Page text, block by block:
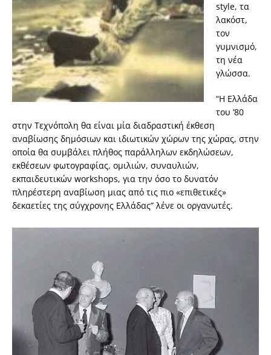
style, τα
λακόστ,
τον
γυμνισμό,
τη νέα
γλώσσα.
“Η Ελλάδα
του ’80
στην Τεχνόπολη θα είναι μία διαδραστική έκθεση
αναβίωσης δημόσιων και ιδιωτικών χώρων της χώρας, στην
οποία θα συμβάλει πλήθος παράλληλων εκδηλώσεων,
εκθέσεων φωτογραφίας, ομιλιών, συναυλιών,
εκπαιδευτικών workshops, για την όσο το δυνατόν
πληρέστερη αναβίωση μιας από τις πιο «επιθετικές»
δεκαετίες της σύγχρονης Ελλάδας” λένε οι οργανωτές.